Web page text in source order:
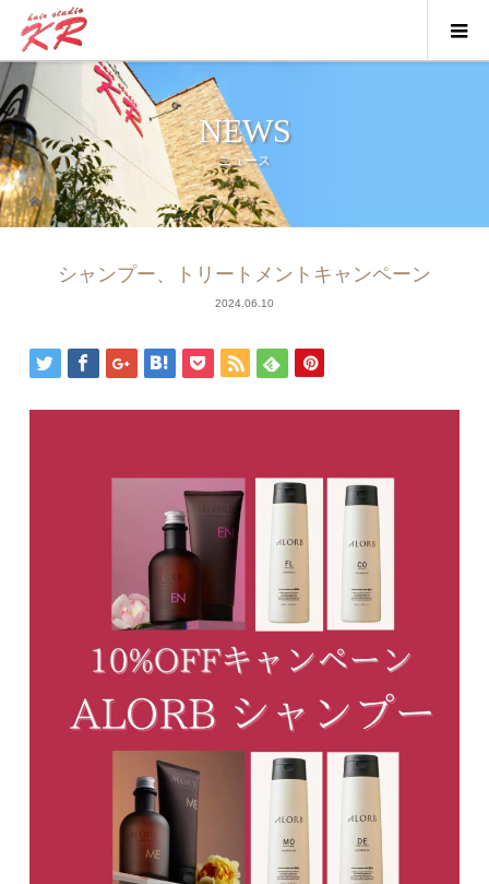
NEWS
ニュース
ニュース
シャンプー、トリートメントキャンペーン
2024.06.10